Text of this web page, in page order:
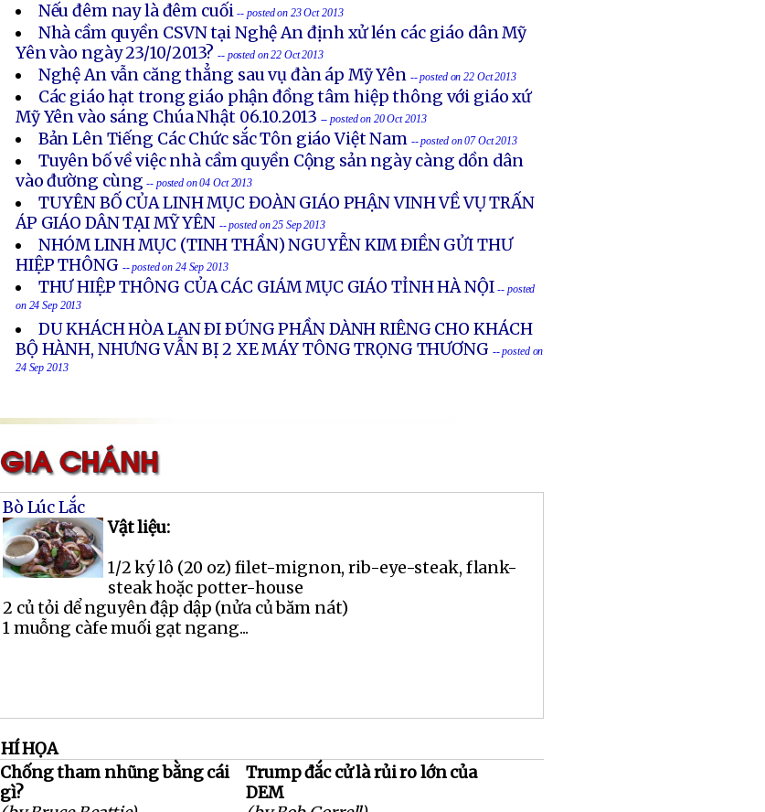
Nếu đêm nay là đêm cuối -- posted on 23 Oct 2013
Nhà cầm quyền CSVN tại Nghệ An định xử lén các giáo dân Mỹ
Yên vào ngày 23/10/2013?-- posted on 22 Oct 2013
Nghệ An vẫn căng thẳng sau vụ đàn áp Mỹ Yên -- posted on 22 Oct 2013
Các giáo hạt trong giáo phận đồng tâm hiệp thông với giáo xứ
Mỹ Yên vào sáng Chúa Nhật 06.10.2013 -- posted on 20 Oct 2013
Bản Lên Tiếng Các Chức sắc Tôn giáo Việt Nam -- posted on 07 Oct 2013
Tuyên bố về việc nhà cầm quyền Cộng sản ngày càng dồn dân
vào đường cùng -- posted on 04 Oct 2013
TUYÊN BỐ CỦA LINH MỤC ĐOÀN GIÁO PHẬN VINH VỀ VỤ TRẤN
ÁP GIÁO DÂN TẠI MỸ YÊN -- posted on 25 Sep 2013
NHÓM LINH MỤC (TINH THẦN) NGUYỄN KIM ĐIỀN GỬI THƯ
HIỆP THÔNG -- posted on 24 Sep 2013
THƯ HIỆP THÔNG CỦA CÁC GIÁM MỤC GIÁO TỈNH HÀ NỘI -- posted
on 24 Sep 2013
DU KHÁCH HÒA LAN ÐI ÐÚNG PHẦN DÀNH RIÊNG CHO KHÁCH
BỘ HÀNH, NHƯNG VẪN BỊ 2 XE MÁY TÔNG TRỌNG THƯƠNG -- posted on
24 Sep 2013
Bò Lúc Lắc
Vật liệu:
1/2 ký lô (20 oz) filet-mignon, rib-eye-steak, flank-
steak hoặc potter-house
2 củ tỏi dể nguyên đập dập (nửa củ băm nát)
1 muỗng càfe muối gạt ngang...
HÍ HỌA
Chống tham nhũng bằng cái
gì?
Trump đắc cử là rủi ro lớn của
DEM